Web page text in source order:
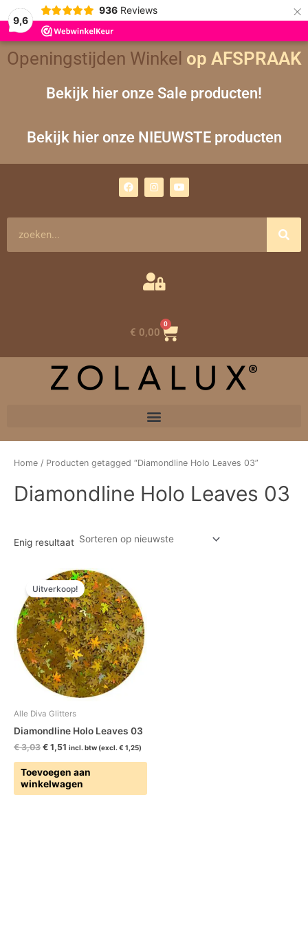
9,6
936 Reviews ×
Openingstijden Winkel op AFSPRAAK
Bekijk hier onze Sale producten!
Bekijk hier onze NIEUWSTE producten
a
c
n
s
m
o
u
€ 0,00
0
Winkelwagen
Home / Producten getagged “Diamondline Holo Leaves 03”
Diamondline Holo Leaves 03
Enig resultaat
Uitverkoop!
Alle Diva Glitters
Diamondline Holo Leaves 03
€3,03
Oorspronkelijke
prijs
was:
€ 3,03.
€ 1,51
Huidige
prijs
is:
€ 1,51.
incl. btw (excl. € 1,25)
Toevoegen aan
winkelwagen